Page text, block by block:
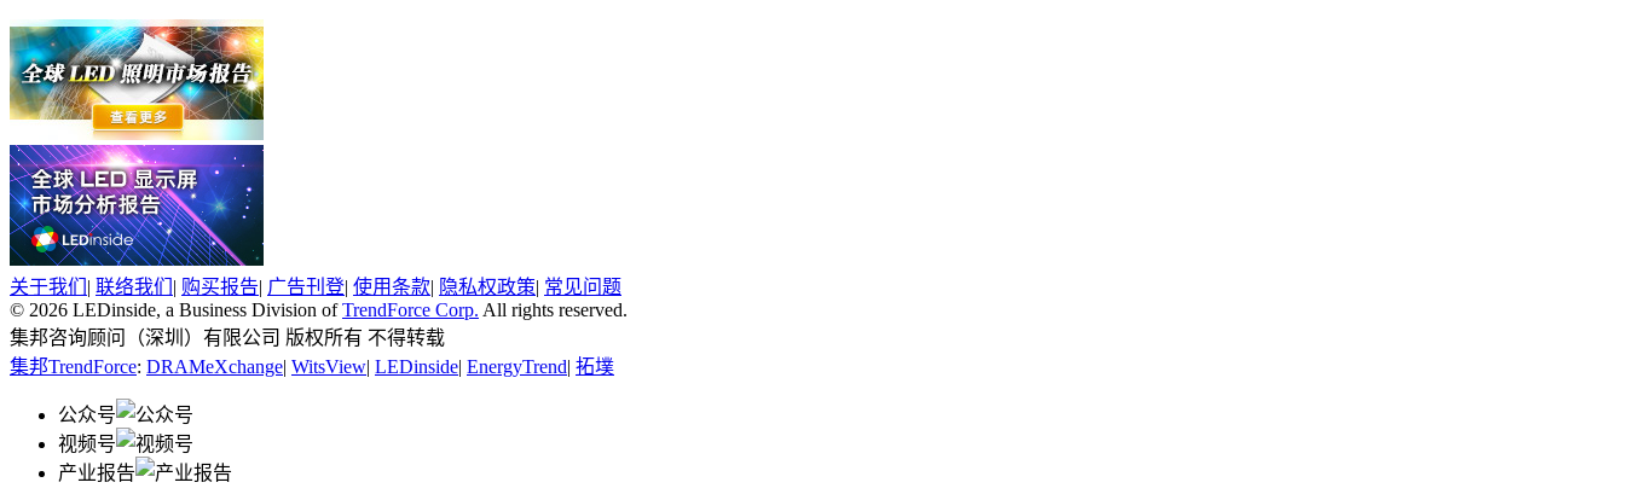
关于我们 | 联络我们 | 购买报告| 广告刊登| 使用条款| 隐私权政策| 常见问题
© 2026 LEDinside, a Business Division ofTrendForce Corp. All rights reserved.
集邦咨询顾问（深圳）有限公司 版权所有 不得转载
集邦TrendForce: DRAMeXchange| WitsView| LEDinside| EnergyTrend| 拓墣
公众号
视频号
产业报告